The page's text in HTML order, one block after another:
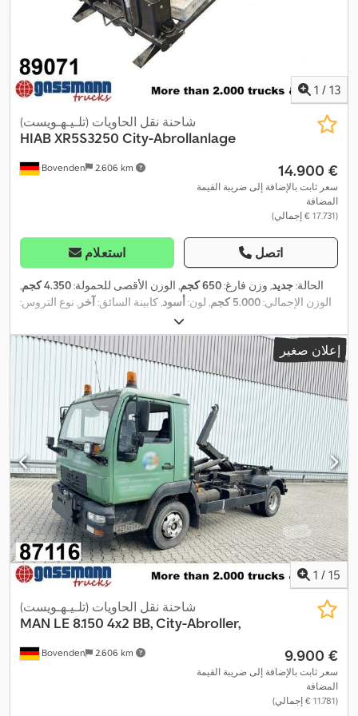
1 / 13
Bovenden 2.606 km
شاحنة نقل الحاويات (تلـيـهـويست)
HIABXR5S3250 City-Abrollanlage
‏14.900 €
سعر ثابت بالإضافة إلى ضريبة القيمة
المضافة
(‏17.731 € إجمالي)
استعلام اتصل
الحالة:جديد, وزن فارغ:650 كجم , الوزن الأقصى للحمولة:4.350 كجم
,
الوزن الإجمالي:5.000 كجم , لون: أسود, كابينة السائق:آخر , نوع التروس:
, طول مساحة التحميل:
إعلان صغير
1 / 15
Bovenden 2.606 km
شاحنة نقل الحاويات (تلـيـهـويست)
MAN LE 8.150 4x2 BB, City-Abroller,
‏9.900 €
سعر ثابت بالإضافة إلى ضريبة القيمة
المضافة
(‏11.781 € إجمالي)